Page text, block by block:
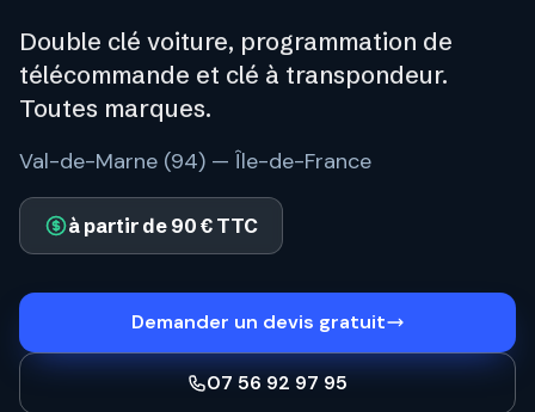
Double clé voiture, programmation de
télécommande et clé à transpondeur.
Toutes marques.
Val-de-Marne (94) — Île-de-France
à partir de 90 € TTC
Demander un devis gratuit
07 56 92 97 95